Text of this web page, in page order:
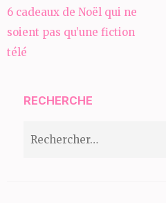
Navigation
de
l’article
6 cadeaux de Noël qui ne
soient pas qu’une fiction
télé
RECHERCHE